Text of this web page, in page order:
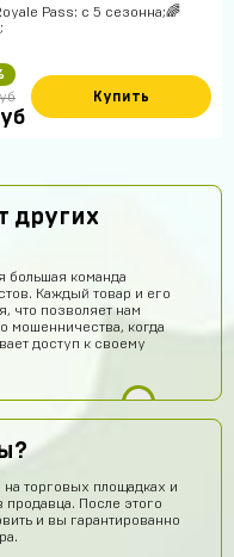
Pass: с 5 сезонна;🌈
Купить
других
большая команда
Каждый товар и его
что позволяет нам
мошенничества, когда
доступ к своему
торговых площадках и
продавца. После этого
и вы гарантированно